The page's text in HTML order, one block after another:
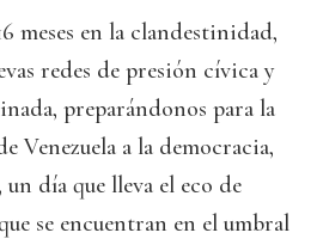
meses en la clandestinidad,
redes de presión cívica y
preparándonos para la
Venezuela a la democracia,
un día que lleva el eco de
se encuentran en el umbral